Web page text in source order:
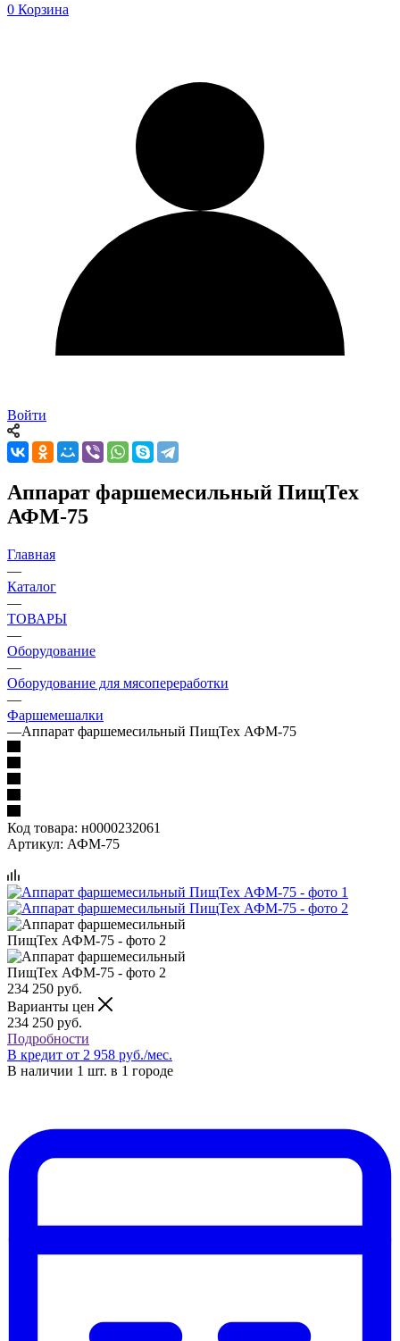
0 Корзина
Войти
Аппарат фаршемесильный ПищТех
АФМ-75
Главная
—
Каталог
—
ТОВАРЫ
—
Оборудование
—
Оборудование для мясопереработки
—
Фаршемешалки
—Аппарат фаршемесильный ПищТех АФМ-75
Код товара: н0000232061
Артикул: АФМ-75
234 250 руб.
Варианты цен
234 250 руб.
Подробности
В кредит от 2 958 руб./мес.
В наличии 1 шт. в 1 городе